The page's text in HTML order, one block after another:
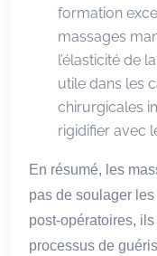
formation
massages
l’élasticité de
utile dans les
chirurgicales
rigidifier avec
En résumé, les
pas de soulager
post-opératoires,
processus de